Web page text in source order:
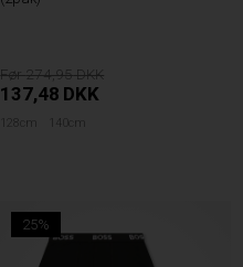
274,95
137,48 DKK
128cm 140cm
25%